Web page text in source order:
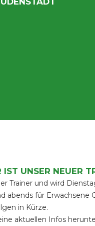
IST UNSER NEUER
Trainer und wird
abends für Erwachsene
in Kürze.
aktuellen Infos